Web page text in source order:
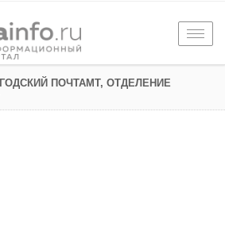
ПОЧТАМТ, ОТДЕЛЕНИЕ